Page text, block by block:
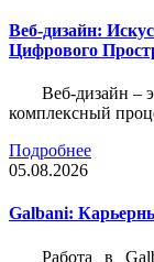
Веб-дизайн:
Цифрового
Веб-дизайн –
комплексный
Подробнее
05.08.2026
Galbani:
Работа в